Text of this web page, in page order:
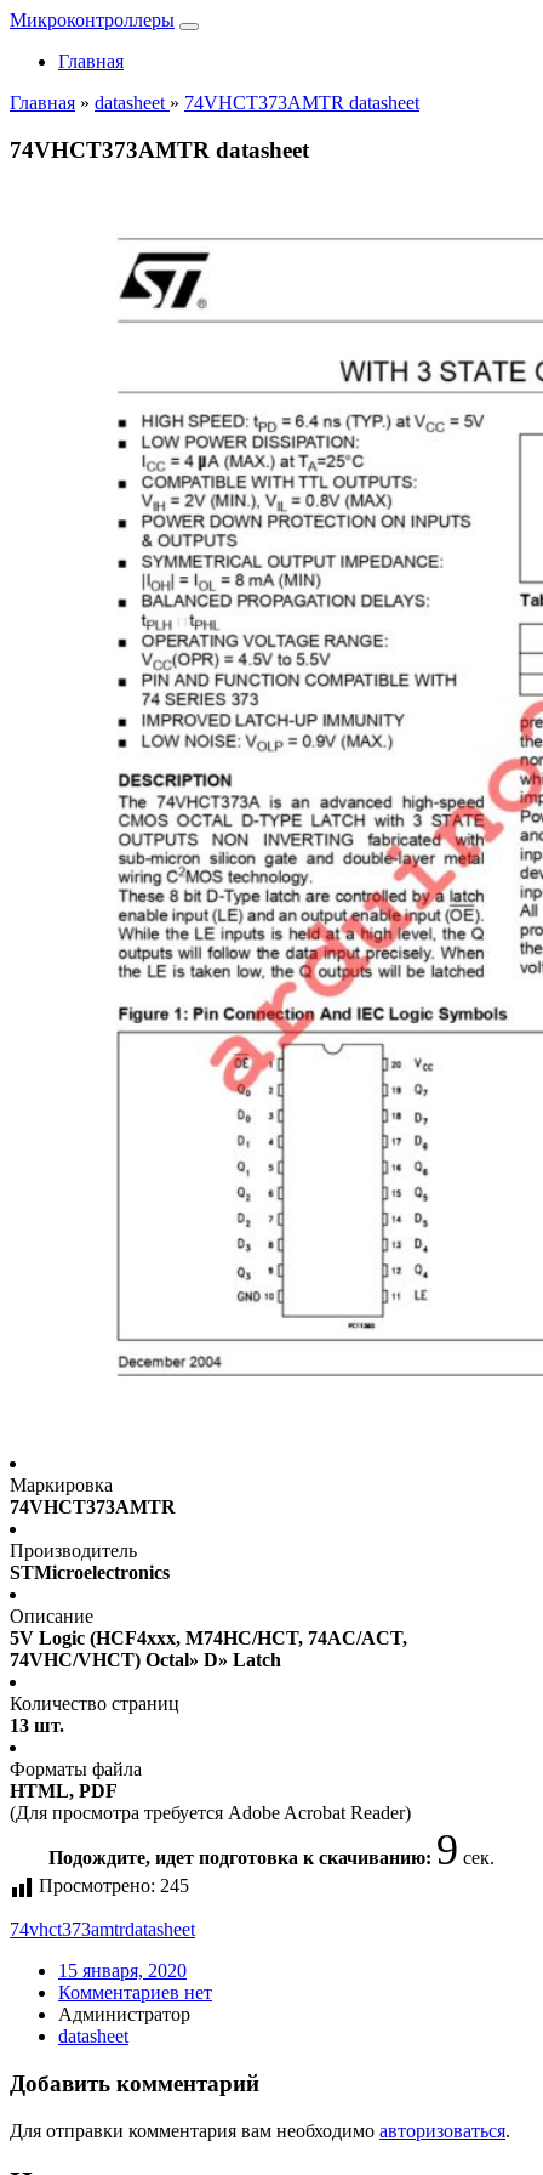
Микроконтроллеры
Главная
Главная » datasheet » 74VHCT373AMTR datasheet
74VHCT373AMTR datasheet
Маркировка
74VHCT373AMTR
Производитель
STMicroelectronics
Описание
5V Logic (HCF4xxx, M74HC/HCT, 74AC/ACT,
74VHC/VHCT) Octal» D» Latch
Количество страниц
13 шт.
Форматы файла
HTML, PDF
(Для просмотра требуется Adobe Acrobat Reader)
Подождите, идет подготовка к скачиванию: 9 сек.
Просмотрено: 245
74vhct373amtrdatasheet
15 января, 2020
Комментариев нет
Администратор
datasheet
Добавить комментарий
Для отправки комментария вам необходимо авторизоваться.